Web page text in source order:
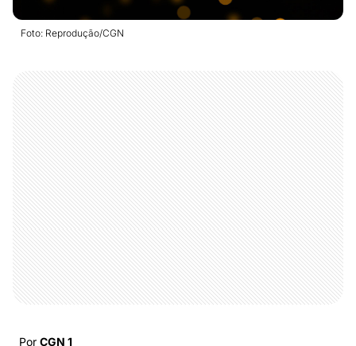
Foto: Reprodução/CGN
Por CGN 1